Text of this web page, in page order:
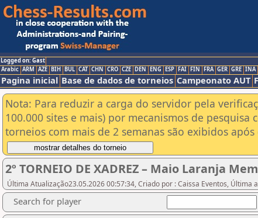
Logged on: Gast
Arabic ARM AZE BIH BUL CAT CHN CRO CZE DEN ENG ESP FAI FIN FRA GER GRE INA
Pagina inicial Base de dados de torneios Campeonato AUT
Nota: Para reduzir a carga do servidor pela
100.000 sites e mais) por mecanismos de
torneios com mais de 2 semanas são exibidos
2º TORNEIO DE XADREZ – Maio Laranja
Última Atualização23.05.2026 00:57:34, Criado por : Caissa Eventos, Última
Search for player